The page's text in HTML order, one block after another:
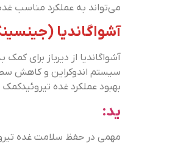
می‌تواند به عملکرد مناسب
آشواگاندیا
آشواگاندیا از دیرباز برای
سیستم اندوکراین و کاهش
بهبود عملکرد غده
ید:
مهمی در حفظ سلامت غده